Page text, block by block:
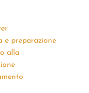
e preparazione
alla